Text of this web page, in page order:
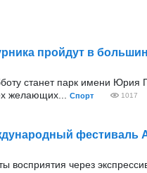
пройдут в
станет парк имени Юрия
желающих...
Спорт 1017
фестиваль
восприятия через